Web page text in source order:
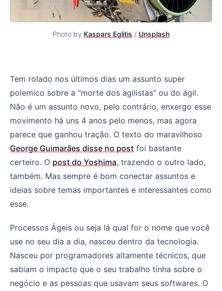
Photo by Kaspars Eglitis / Unsplash
Processo é potencializador, não o resultado final. Meu
Tem rolado nos últimos dias um assunto super
polemico sobre a "morte dos agilistas" ou do ágil.
Não é um assunto novo, pelo contrário, enxergo esse
movimento há uns 4 anos pelo menos, mas agora
parece que ganhou tração. O texto do maravilhoso
George Guimarães disse no post foi bastante
certeiro. O post do Yoshima, trazendo o outro lado,
também. Mas sempre é bom conectar assuntos e
ideias sobre temas importantes e interessantes como
esse.
Processos Ágeis ou seja lá qual for o nome que você
use no seu dia a dia, nasceu dentro da tecnologia.
Nasceu por programadores altamente técnicos, que
sabiam o impacto que o seu trabalho tinha sobre o
negócio e as pessoas que usavam seus softwares. O